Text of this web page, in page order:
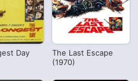
Day
The Last Escape
(1970)